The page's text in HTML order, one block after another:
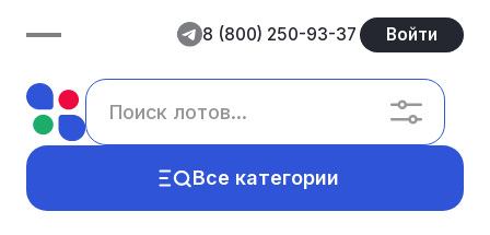
8 (800) 250-93-37 Войти
Все категории